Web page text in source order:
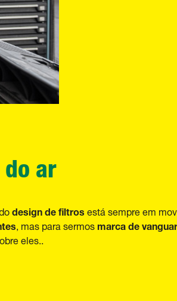
ar
design de filtrosestá sempre em
, mas para sermosmarca de
eles..